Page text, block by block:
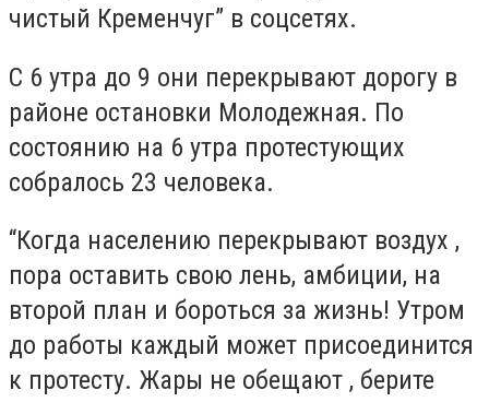
чистый Кременчуг” в соцсетях.
С 6 утра до 9 они перекрывают дорогу в
районе остановки Молодежная. По
состоянию на 6 утра протестующих
собралось 23 человека.
“Когда населению перекрывают воздух ,
пора оставить свою лень, амбиции, на
второй план и бороться за жизнь! Утром
до работы каждый может присоединится
к протесту. Жары не обещают , берите